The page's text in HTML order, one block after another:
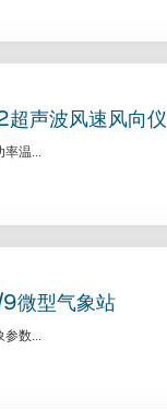
声波风速风向仪
温...
微型气象站
数...